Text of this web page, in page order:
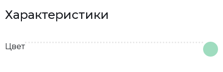
Характеристики
Цвет